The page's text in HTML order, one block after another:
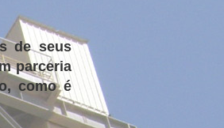
de seus
parceria
como é